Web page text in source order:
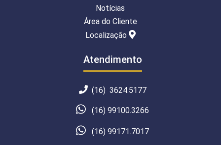
Notícias
Área do Cliente
Localização
Atendimento
(16) 3624.5177
(16) 99100.3266
(16) 99171.7017